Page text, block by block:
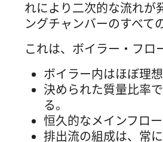
れにより二次的な流れが
ングチャンバーのすべて
これは、ボイラー・フロ
ボイラー内はほぼ理
決められた質量比率
る。
恒久的なメインフロ
排出流の組成は、常